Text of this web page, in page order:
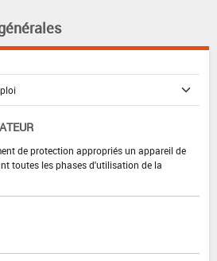
de protection appropriés un appareil de
toutes les phases d'utilisation de la